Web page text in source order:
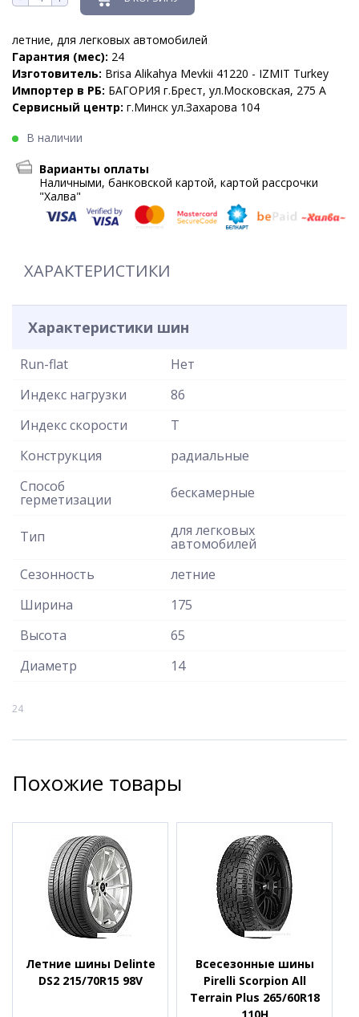
летние, для легковых автомобилей
Гарантия (мес): 24
Изготовитель: Brisa Alikahya Mevkii 41220 - IZMIT Turkey
Импортер в РБ: БАГОРИЯ г.Брест, ул.Московская, 275 А
Сервисный центр: г.Минск ул.Захарова 104
В наличии
Варианты оплаты
Наличными, банковской картой, картой рассрочки
"Халва"
ХАРАКТЕРИСТИКИ
Характеристики шин
Run-flat
Нет
Индекс нагрузки
86
Индекс скорости
T
Конструкция
радиальные
Способ
герметизации бескамерные
Тип для легковых
автомобилей
Сезонность
летние
Ширина
175
Высота
65
Диаметр
14
24
Похожие товары
Летние шины Delinte
DS2 215/70R15 98V
Всесезонные шины
Pirelli Scorpion All
Terrain Plus 265/60R18
110H